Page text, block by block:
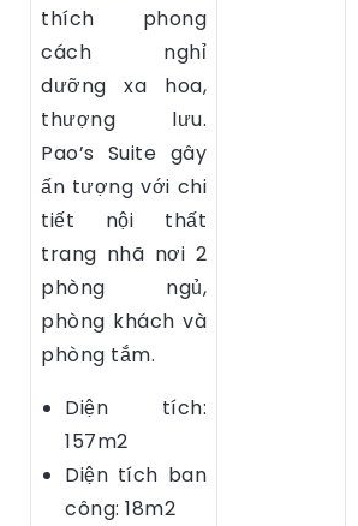
thích phong
cách nghỉ
dưỡng xa hoa,
thượng lưu.
Pao’s Suite gây
ấn tượng với chi
tiết nội thất
trang nhã nơi 2
phòng ngủ,
phòng khách và
phòng tắm.
Diện tích:
157m2
Diện tích ban
công: 18m2